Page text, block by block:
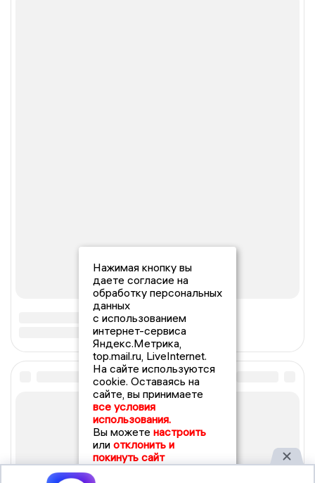
Нажимая кнопку вы
даете согласие на
обработку персональных
данных
с использованием
интернет-сервиса
Яндекс.Метрика,
top.mail.ru, LiveInternet.
На сайте используются
cookie. Оставаясь на
сайте, вы принимаете
все условия
использования.
Вы можете настроить
или отклонить и
покинуть сайт